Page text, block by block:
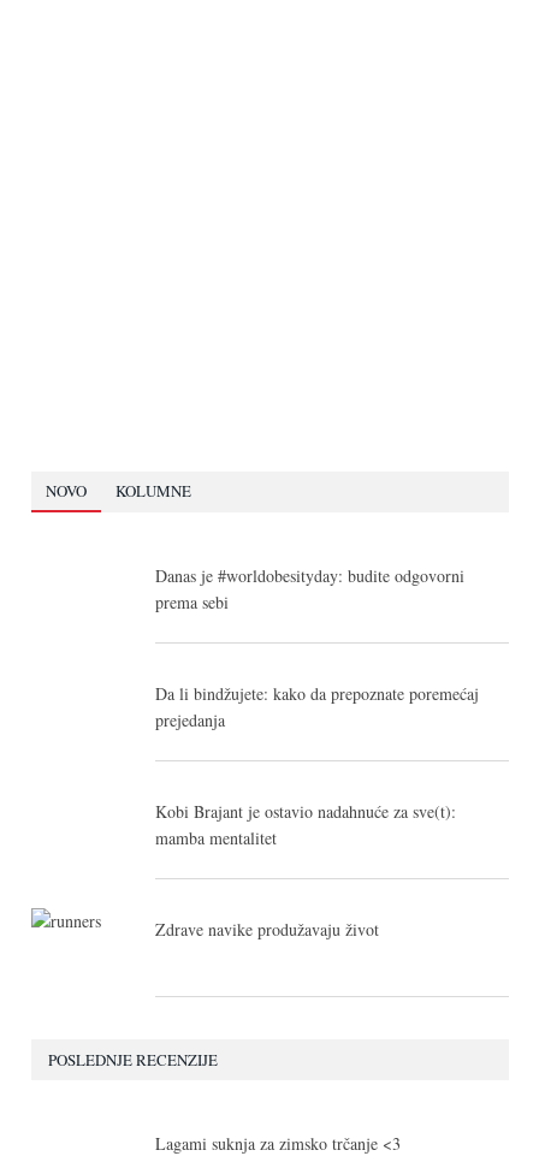
NOVO KOLUMNE
Danas je #worldobesityday: budite odgovorni
prema sebi
Da li bindžujete: kako da prepoznate poremećaj
prejedanja
Kobi Brajant je ostavio nadahnuće za sve(t):
mamba mentalitet
Zdrave navike produžavaju život
POSLEDNJE RECENZIJE
Lagami suknja za zimsko trčanje <3